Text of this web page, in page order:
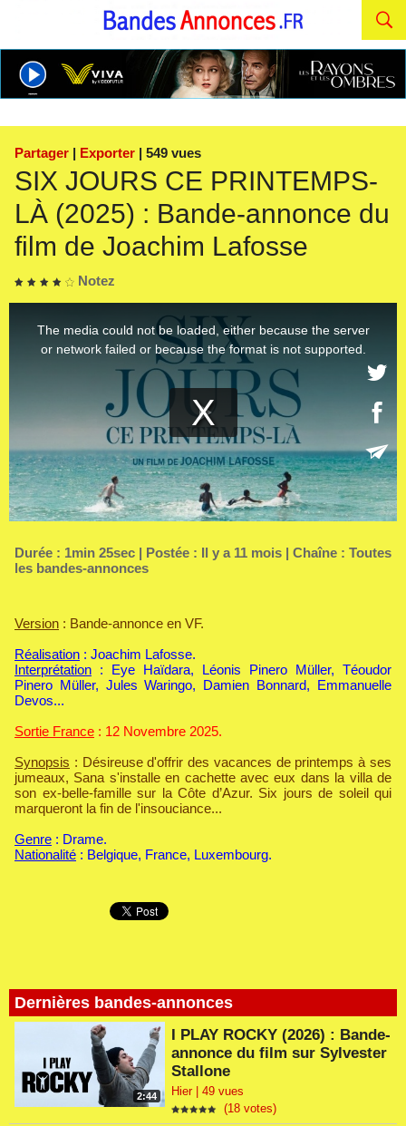
Partager | Exporter | 549 vues
SIX JOURS CE PRINTEMPS-
LÀ (2025) : Bande-annonce du
film de Joachim Lafosse
Notez
Dernières bandes-annonces
2:44
I PLAY ROCKY (2026) : Bande-
annonce du film sur Sylvester
Stallone
Hier | 49 vues
(18 votes)
Durée : 1min 25sec | Postée : Il y a 11 mois | Chaîne : Toutes
les bandes-annonces
Version : Bande-annonce en VF.
Réalisation : Joachim Lafosse.
Interprétation : Eye Haïdara, Léonis Pinero Müller, Téoudor
Pinero Müller, Jules Waringo, Damien Bonnard, Emmanuelle
Devos...
Sortie France : 12 Novembre 2025.
Synopsis : Désireuse d'offrir des vacances de printemps à ses
jumeaux, Sana s'installe en cachette avec eux dans la villa de
son ex-belle-famille sur la Côte d’Azur. Six jours de soleil qui
marqueront la fin de l'insouciance...
Genre : Drame.
Nationalité : Belgique, France, Luxembourg.